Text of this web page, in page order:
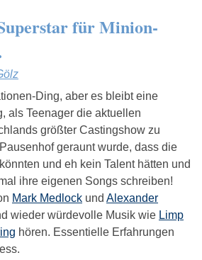
für Minion-
Ding, aber es bleibt eine
als Teenager die aktuellen
größter Castingshow zu
geraunt wurde, dass die
und eh kein Talent hätten und
ihre eigenen Songs schreiben!
Mark Medlock und Alexander
wieder würdevolle Musik wie Limp
hören. Essentielle Erfahrungen